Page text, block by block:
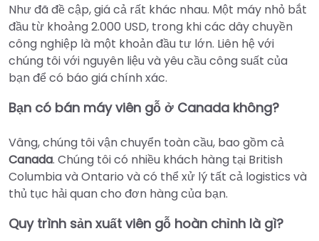
Như đã đề cập, giá cả rất khác nhau. Một máy nhỏ bắt
đầu từ khoảng 2.000 USD, trong khi các dây chuyền
công nghiệp là một khoản đầu tư lớn. Liên hệ với
chúng tôi với nguyên liệu và yêu cầu công suất của
bạn để có báo giá chính xác.
Bạn có bán máy viên gỗ ở Canada không?
Vâng, chúng tôi vận chuyển toàn cầu, bao gồm cả
Canada. Chúng tôi có nhiều khách hàng tại British
Columbia và Ontario và có thể xử lý tất cả logistics và
thủ tục hải quan cho đơn hàng của bạn.
Quy trình sản xuất viên gỗ hoàn chỉnh là gì?